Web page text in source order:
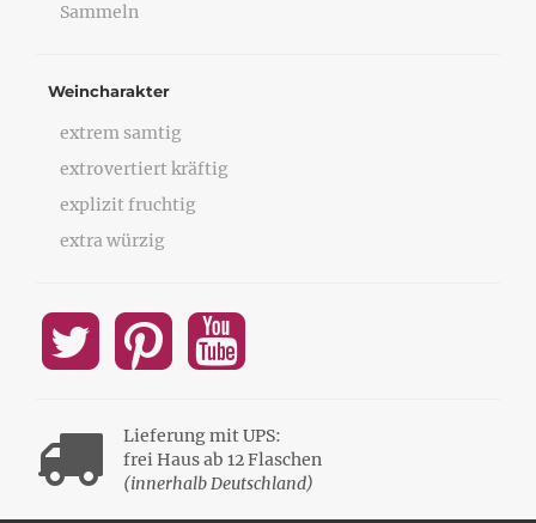
Sammeln
Weincharakter
extrem samtig
extrovertiert kräftig
explizit fruchtig
extra würzig
Lieferung mit UPS:
frei Haus ab 12 Flaschen
(innerhalb Deutschland)